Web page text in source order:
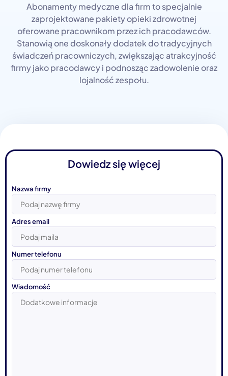
Abonamenty medyczne dla firm to specjalnie
zaprojektowane pakiety opieki zdrowotnej
oferowane pracownikom przez ich pracodawców.
Stanowią one doskonały dodatek do tradycyjnych
świadczeń pracowniczych, zwiększając atrakcyjność
firmy jako pracodawcy i podnosząc zadowolenie oraz
lojalność zespołu.
Dowiedz się więcej
Nazwa firmy
Adres email
Numer telefonu
Wiadomość